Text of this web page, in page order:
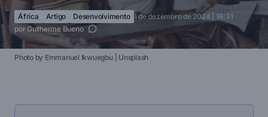
África Artigo Desenvolvimento 1 de dezembro de 2024 | 16:31
porGuilherme Bueno
Photo by Emmanuel Ikwuegbu | Unsplash